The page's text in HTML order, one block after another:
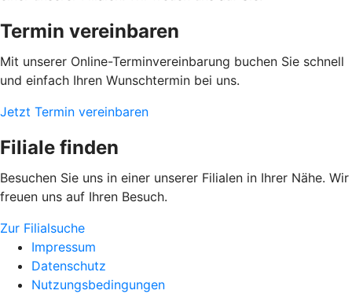
Termin vereinbaren
Mit unserer Online-Terminvereinbarung buchen Sie schnell
und einfach Ihren Wunschtermin bei uns.
Jetzt Termin vereinbaren
Filiale finden
Besuchen Sie uns in einer unserer Filialen in Ihrer Nähe. Wir
freuen uns auf Ihren Besuch.
Zur Filialsuche
Impressum
Datenschutz
Nutzungsbedingungen